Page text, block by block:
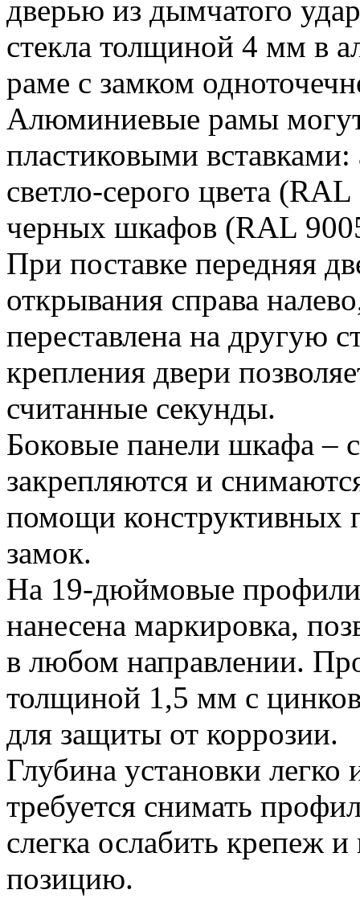
дверью из дымчатого
стекла толщиной 4 мм в
раме с замком
Алюминиевые рамы
пластиковыми
светло-серого цвета
черных шкафов (RAL
При поставке передняя
открывания справа
переставлена на другую
крепления двери
считанные секунды.
Боковые панели шкафа –
закрепляются и
помощи конструктивных
замок.
На 19-дюймовые
нанесена маркировка,
в любом направлении.
толщиной 1,5 мм с
для защиты от коррозии.
Глубина установки легко
требуется снимать
слегка ослабить крепеж
позицию.